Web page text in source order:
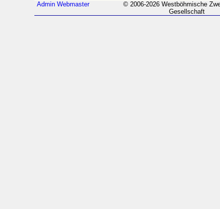
Admin Webmaster
© 2006-2026 Westböhmische
Gesellschaft